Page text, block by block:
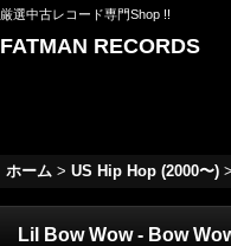
厳選中古レコード専門Shop !!
FATMAN RECORDS
ホーム > US Hip Hop (2000〜) >
Lil Bow Wow - Bow